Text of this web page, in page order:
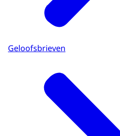
Geloofsbrieven